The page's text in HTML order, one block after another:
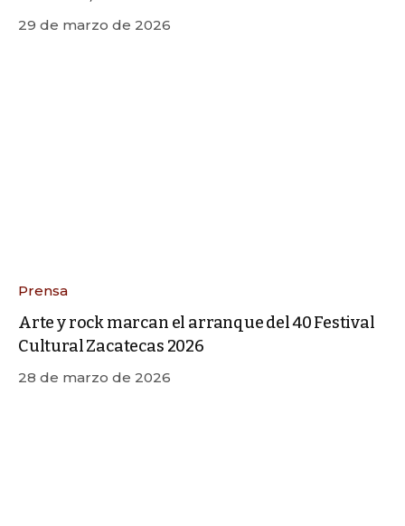
29 de marzo de 2026
Prensa
Arte y rock marcan el arranque del 40 Festival
Cultural Zacatecas 2026
28 de marzo de 2026